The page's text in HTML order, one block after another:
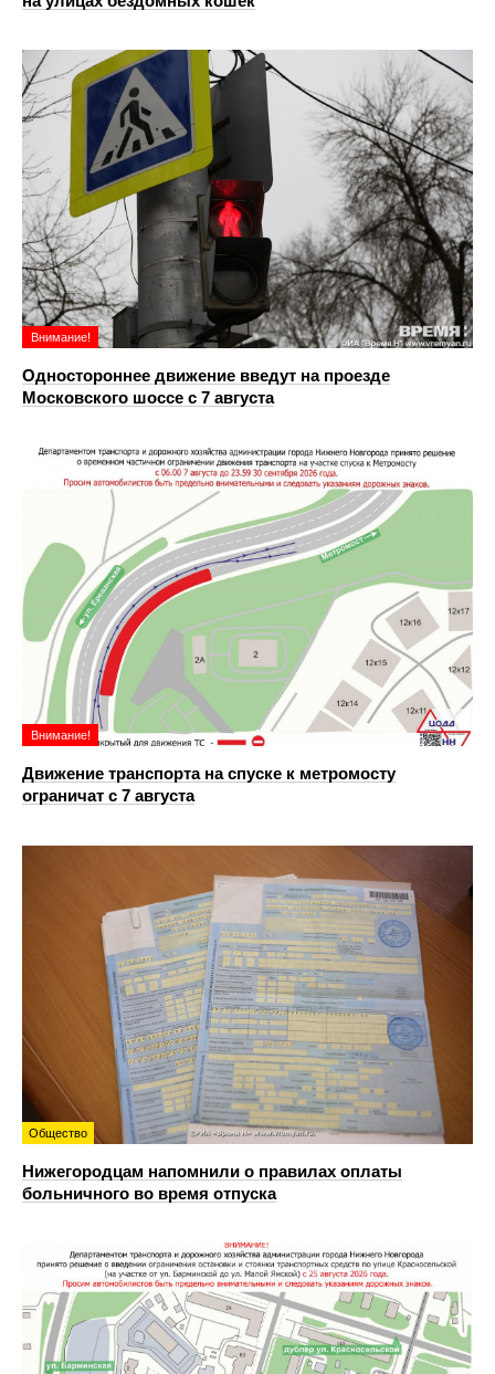
Внимание!
Одностороннее движение введут на проезде
Московского шоссе с 7 августа
Внимание!
Движение транспорта на спуске к метромосту
ограничат с 7 августа
Общество
Нижегородцам напомнили о правилах оплаты
больничного во время отпуска